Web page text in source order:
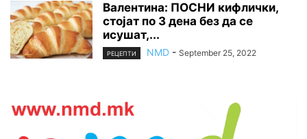
Валентина: ПОСНИ кифлички,
стојат по 3 дена без да се
исушат,...
РЕЦЕПТИ NMD - September 25, 2022